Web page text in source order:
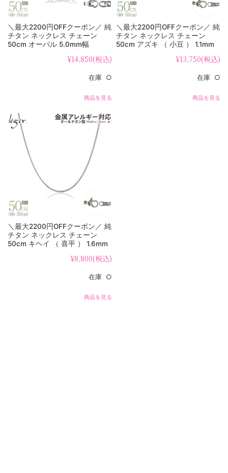
＼最大2200円OFFクーポン／ 純
チタン ネックレス チェーン
50cm オーバル 5.0mm幅
¥14,850(税込)
在庫 ○
商品を見る
＼最大2200円OFFクーポン／ 純
チタン ネックレス チェーン
50cm アズキ （ 小豆 ） 1.1mm
¥13,750(税込)
在庫 ○
商品を見る
＼最大2200円OFFクーポン／ 純
チタン ネックレス チェーン
50cm キヘイ （ 喜平 ） 1.6mm
¥8,800(税込)
在庫 ○
商品を見る